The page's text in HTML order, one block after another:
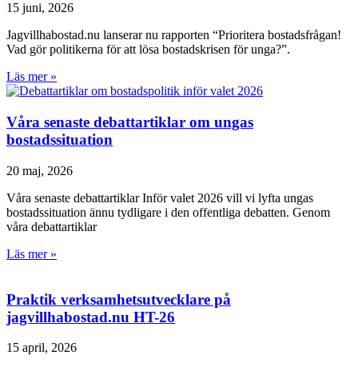
15 juni, 2026
Jagvillhabostad.nu lanserar nu rapporten “Prioritera bostadsfrågan!
Vad gör politikerna för att lösa bostadskrisen för unga?”.
Läs mer »
Våra senaste debattartiklar om ungas
bostadssituation
20 maj, 2026
Våra senaste debattartiklar Inför valet 2026 vill vi lyfta ungas
bostadssituation ännu tydligare i den offentliga debatten. Genom
våra debattartiklar
Läs mer »
Praktik verksamhetsutvecklare på
jagvillhabostad.nu HT-26
15 april, 2026